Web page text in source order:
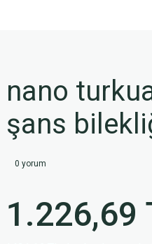
nano
şans
0 yorum
1.226,69